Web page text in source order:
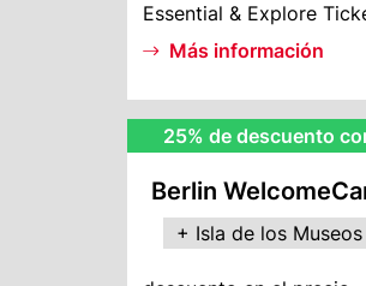
Essential & Explore
Más información
Rebate
25% de descuento
Berlin
+ Isla de los Museos